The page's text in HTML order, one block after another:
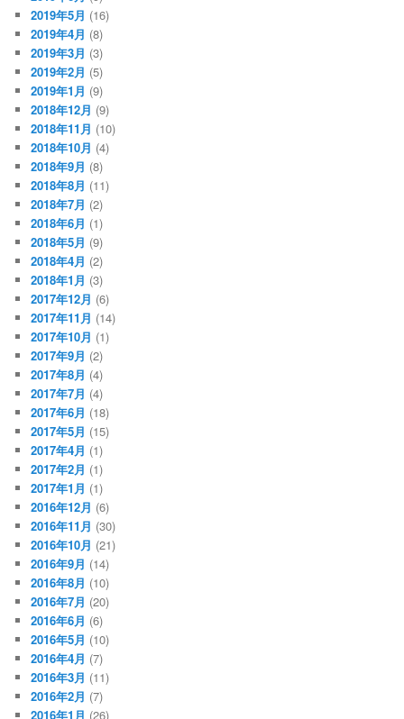
2019年5月 (16)
2019年4月 (8)
2019年3月 (3)
2019年2月 (5)
2019年1月 (9)
2018年12月 (9)
2018年11月 (10)
2018年10月 (4)
2018年9月 (8)
2018年8月 (11)
2018年7月 (2)
2018年6月 (1)
2018年5月 (9)
2018年4月 (2)
2018年1月 (3)
2017年12月 (6)
2017年11月 (14)
2017年10月 (1)
2017年9月 (2)
2017年8月 (4)
2017年7月 (4)
2017年6月 (18)
2017年5月 (15)
2017年4月 (1)
2017年2月 (1)
2017年1月 (1)
2016年12月 (6)
2016年11月 (30)
2016年10月 (21)
2016年9月 (14)
2016年8月 (10)
2016年7月 (20)
2016年6月 (6)
2016年5月 (10)
2016年4月 (7)
2016年3月 (11)
2016年2月 (7)
2016年1月 (26)